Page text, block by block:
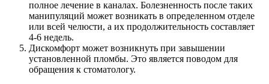
полное лечение в каналах. Болезненность после таких
манипуляций может возникать в определенном отделе
или всей челюсти, а их продолжительность составляет
4-6 недель.
Дискомфорт может возникнуть при завышении
установленной пломбы. Это является поводом для
обращения к стоматологу.